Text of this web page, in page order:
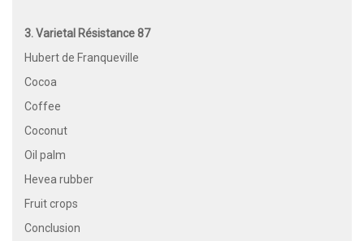
3. Varietal Résistance 87
Hubert de Franqueville
Cocoa
Coffee
Coconut
Oil palm
Hevea rubber
Fruit crops
Conclusion